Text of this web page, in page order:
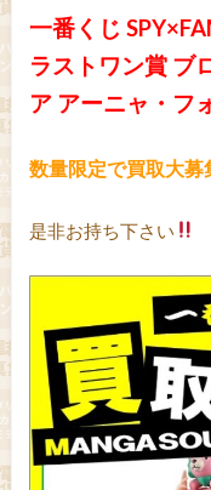
一番くじ
ラストワン賞 ブ
ア アーニャ・フ
数量限定で買取大募
是非お持ち下さい